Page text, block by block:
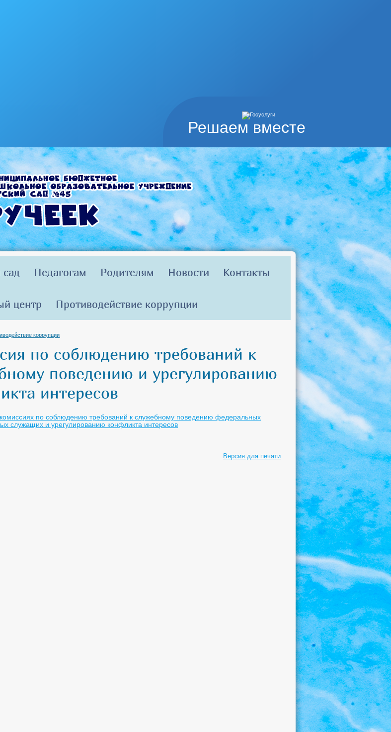
Решаем вместе
Педагогам Родителям Новости Контакты
центр Противодействие коррупции
коррупции
по соблюдению требований к
поведению и урегулированию
интересов
по соблюдению требований к служебному поведению федеральных
служащих и урегулированию конфликта интересов
Версия для печати